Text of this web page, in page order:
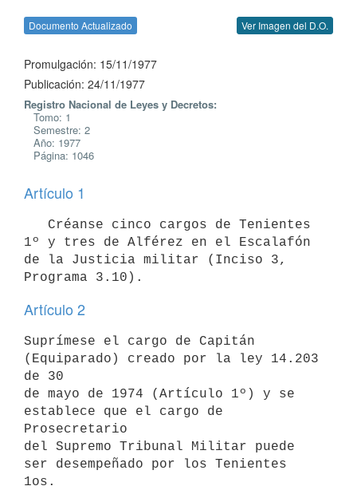
Documento Actualizado Ver Imagen del D.O.
Promulgación: 15/11/1977
Publicación: 24/11/1977
Registro Nacional de Leyes y Decretos:
Tomo: 1
Semestre: 2
Año: 1977
Página: 1046
Artículo 1
1º y tres de Alférez en el Escalafón
de la Justicia militar (Inciso 3,
Artículo 2
Suprímese el cargo de Capitán
(Equiparado) creado por la ley 14.203
de 30
de mayo de 1974 (Artículo 1º) y se
establece que el cargo de
Prosecretario
del Supremo Tribunal Militar puede
ser desempeñado por los Tenientes
1os.